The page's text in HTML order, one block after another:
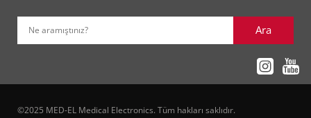
Ne aramıştınız? Ara
©2025 MED-EL Medical Electronics. Tüm hakları saklıdır.